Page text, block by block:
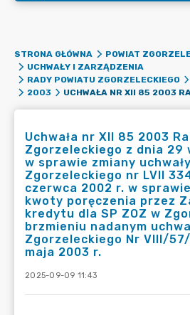
STRONA GŁÓWNA
POWIAT
UCHWAŁY I ZARZĄDZENIA
RADY POWIATU ZGORZELECKIEGO
2003
Uchwała nr XII 85 2003
Zgorzeleckiego z dnia 29
w sprawie zmiany
Zgorzeleckiego nr LVII
czerwca 2002 r. w
kwoty poręczenia przez
kredytu dla SP ZOZ w
brzmieniu nadanym
Zgorzeleckiego Nr VIII/
maja 2003 r.
2025-09-09 11:43